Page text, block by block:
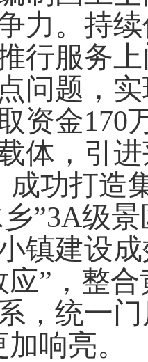
力。持
行服务
问题，
资金170
体，引
成功打造
”3A级景
镇建设
应” ，整
，统一
响亮。